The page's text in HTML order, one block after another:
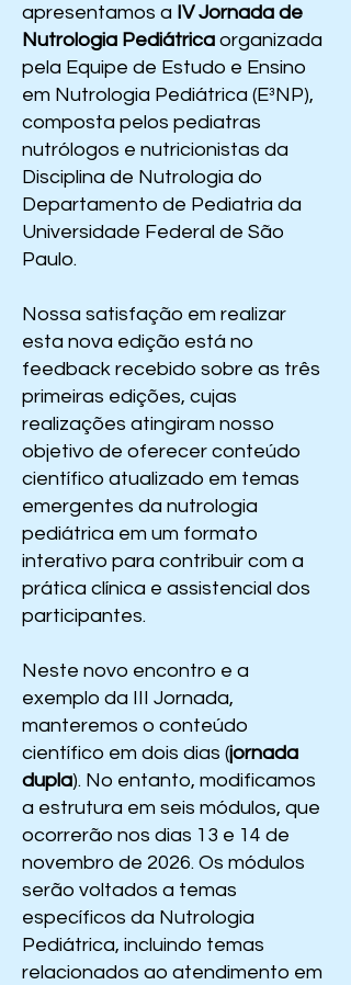
apresentamos a IV Jornada de
Nutrologia Pediátrica organizada
pela Equipe de Estudo e Ensino
em Nutrologia Pediátrica (E³NP),
composta pelos pediatras
nutrólogos e nutricionistas da
Disciplina de Nutrologia do
Departamento de Pediatria da
Universidade Federal de São
Paulo.
Nossa satisfação em realizar
esta nova edição está no
feedback recebido sobre as três
primeiras edições, cujas
realizações atingiram nosso
objetivo de oferecer conteúdo
científico atualizado em temas
emergentes da nutrologia
pediátrica em um formato
interativo para contribuir com a
prática clínica e assistencial dos
participantes.
Neste novo encontro e a
exemplo da III Jornada,
manteremos o conteúdo
científico em dois dias (jornada
dupla). No entanto, modificamos
a estrutura em seis módulos, que
ocorrerão nos dias 13 e 14 de
novembro de 2026. Os módulos
serão voltados a temas
específicos da Nutrologia
Pediátrica, incluindo temas
relacionados ao atendimento em